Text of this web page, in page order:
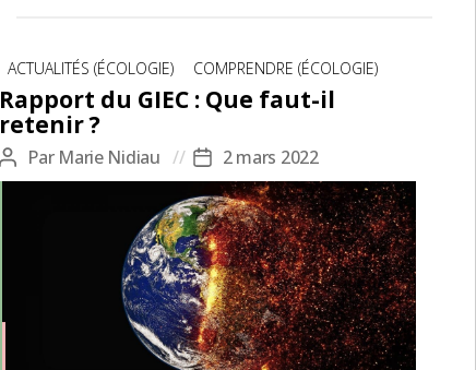
Catégories
ACTUALITÉS (ÉCOLOGIE) COMPRENDRE (ÉCOLOGIE)
Rapport du GIEC : Que faut-il
retenir ?
Auteur
de
Par Marie Nidiau
Date
de
l’article
2 mars 2022